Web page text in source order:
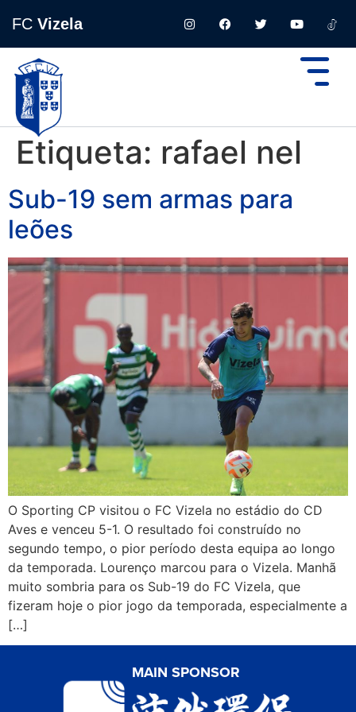
FC Vizela
Etiqueta: rafael nel
Sub-19 sem armas para
leões
O Sporting CP visitou o FC Vizela no estádio do CD
Aves e venceu 5-1. O resultado foi construído no
segundo tempo, o pior período desta equipa ao longo
da temporada. Lourenço marcou para o Vizela. Manhã
muito sombria para os Sub-19 do FC Vizela, que
fizeram hoje o pior jogo da temporada, especialmente a
[…]
MAIN SPONSOR